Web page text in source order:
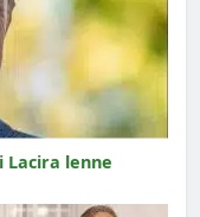
Lacira lenne